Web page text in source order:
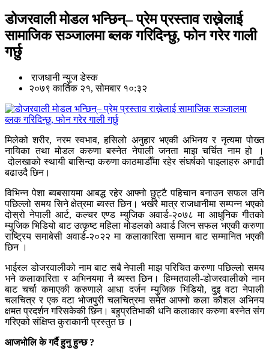
डोजरवाली मोडल भन्छिन्– प्रेम प्रस्ताव राख्नेलाई
सामाजिक सञ्जालमा ब्लक गरिदिन्छु, फोन गरेर गाली
गर्छु
राजधानी न्युज डेस्क
२०७९ कार्तिक २१, सोमबार १०:३२
मिलेको शरीर, नरम स्वभाव, हसिलो अनुहार भएकी अभिनय र नृत्यमा पोख्त
नायिका तथा मोडल करुणा बस्नेत नेपाली जनता माझ चर्चित नाम हो ।
दोलखाको स्थायी बासिन्दा करुणा काठमाडौँमा रहेर संघर्षको पाइलाहरु अगाढी
बढाउदै छिन।
विभिन्न पेशा ब्यबसायमा आबद्ध रहेर आफ्नो छुट्टै पहिचान बनाउन सफल उनि
पछिल्लो समय सिने क्षेत्रमा ब्यस्त छिन। भर्खरै मात्र राजधानीमा सम्पन्न भएको
दोस्रो नेपाली आर्ट, कल्चर एण्ड म्युजिक अवार्ड-२०७८ मा आधुनिक गीतको
म्युजिक भिडियो बाट उत्कृष्ट महिला मोडलको अवार्ड जित्न सफल भएकी करुणा
राष्ट्रिय समाबेसी अवार्ड-२०२२ मा कलाकारिता सम्मान बाट सम्मानित भएकी
छिन ।
भाईरल डोजरवालीको नाम बाट सबै नेपाली माझ परिचित करुणा पछिल्लो समय
भने कलाकारिता र अभिनयमा नै ब्यस्त छिन। हिम्मतवाली-डोजरवालीको नाम
बाट चर्चा कमाएकी करुणाले आधा दर्जन म्युजिक भिडियो, दुइ वटा नेपाली
चलचित्र र एक वटा भोजपुरी चलचित्रमा समेत आफ्नो कला कौशल अभिनय
क्षमत प्रदर्शन गरिसकेकी छिन। बहुप्रतिभाकी धनि कलाकार करुणा बस्नेत संग
गरिएको संक्षिप्त कुराकानी प्रस्तुत छ ।
आजभोलि के गर्दै हुनु हुन्छ ?